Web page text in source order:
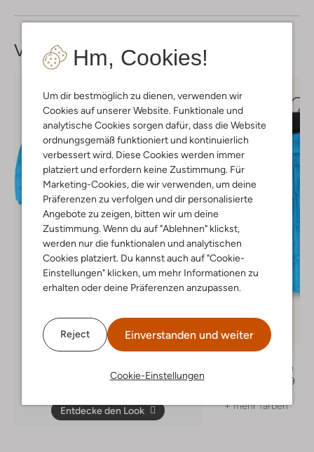
Hm, Cookies!
Um dir bestmöglich zu dienen, verwenden wir
Cookies auf unserer Website. Funktionale und
analytische Cookies sorgen dafür, dass die Website
ordnungsgemäß funktioniert und kontinuierlich
verbessert wird. Diese Cookies werden immer
platziert und erfordern keine Zustimmung. Für
Marketing-Cookies, die wir verwenden, um deine
Präferenzen zu verfolgen und dir personalisierte
Angebote zu zeigen, bitten wir um deine
Zustimmung. Wenn du auf "Ablehnen" klickst,
werden nur die funktionalen und analytischen
Cookies platziert. Du kannst auch auf "Cookie-
Einstellungen" klicken, um mehr Informationen zu
erhalten oder deine Präferenzen anzupassen.
Reject Einverstanden und weiter
Cookie-Einstellungen
Vervollständige deinenLook
Entdecke den Look
Letzter Artikel
-50%
Wattierte Jacke
€ 49,99
+ mehr farben